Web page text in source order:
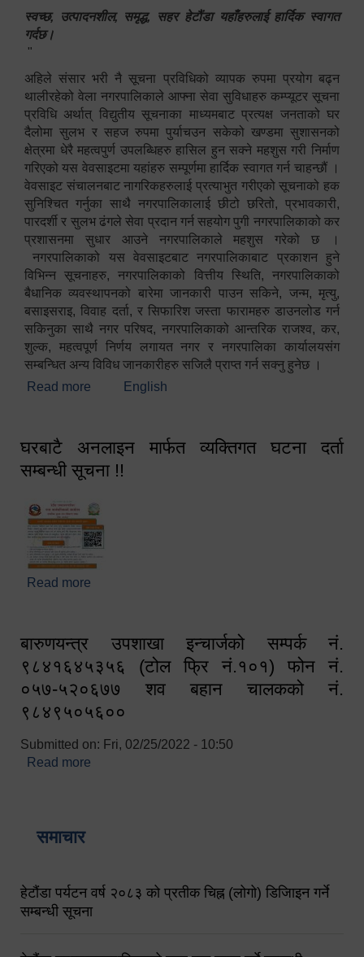
स्वच्छ, उत्पादनशील, समृद्ध, सहर हेटौंडा यहाँहरुलाई हार्दिक स्वागत
गर्दछ।
"
अहिले संसार भरी नै सूचना प्रविधिको व्यापक रुपमा प्रयोग बढ्न
थालीरहेको वेला नगरपालिकाले आफ्ना सेवा सुविधाहरु कम्प्यूटर सूचना
प्रविधि अर्थात् विद्युतीय सूचनाका माध्यमबाट प्रत्यक्ष जनताको घर
दैलोमा सुलभ र सहज रुपमा पुर्याचउन सकेको खण्डमा सुशासनको
क्षेत्रमा धेरै महत्वपुर्ण उपलब्धिहरु हासिल हुन सक्ने महशुस गरी निर्माण
गरिएको यस वेवसाइटमा यहांहरु सम्पूर्णमा हार्दिक स्वागत गर्न चाहन्छौं ।
वेवसाइट संचालनबाट नागरिकहरुलाई प्रत्याभुत गरीएको सूचनाको हक
सुनिश्चित गर्नुका साथै नगरपालिकालाई छीटो छरितो, प्रभावकारी,
पारदर्शी र सुलभ ढंगले सेवा प्रदान गर्न सहयोग पुगी नगरपालिकाको कर
प्रशासनमा सुधार आउने नगरपालिकाले महशुस गरेको छ ।
नगरपालिकाको यस वेवसाइटबाट नगरपालिकाबाट प्रकाशन हुने
विभिन्न सूचनाहरु, नगरपालिकाको वित्तीय स्थिति, नगरपालिकाको
बैधानिक व्यवस्थापनको बारेमा जानकारी पाउन सकिने, जन्म, मृत्यु,
बसाइसराइ, विवाह दर्ता, र सिफारिश जस्ता फारामहरु डाउनलोड गर्न
सकिनुका साथै नगर परिषद, नगरपालिकाको आन्तरिक राजश्व, कर,
शुल्क, महत्वपूर्ण निर्णय लगायत नगर र नगरपालिका कार्यालयसंग
सम्बन्धित अन्य विविध जानकारीहरु सजिलै प्राप्त गर्न सक्नु हुनेछ ।
Read more about स्वागतम!!!
English
घरबाटै अनलाइन मार्फत व्यक्तिगत घटना दर्ता
सम्बन्धी सूचना !!
Read more
बारुणयन्त्र उपशाखा इन्चार्जको सम्पर्क नं.
९८४१६४५३५६ (टोल फ्रि नं.१०१) फोन नं.
०५७-५२०६७७ शव बहान चालकको नं.
९८४९५०५६००
Submitted on: Fri, 02/25/2022 - 10:50
Read more
समाचार
हेटौंडा पर्यटन वर्ष २०८३ को प्रतीक चिह्न (लोगो) डिजिाइन गर्ने
सम्बन्धी सूचना